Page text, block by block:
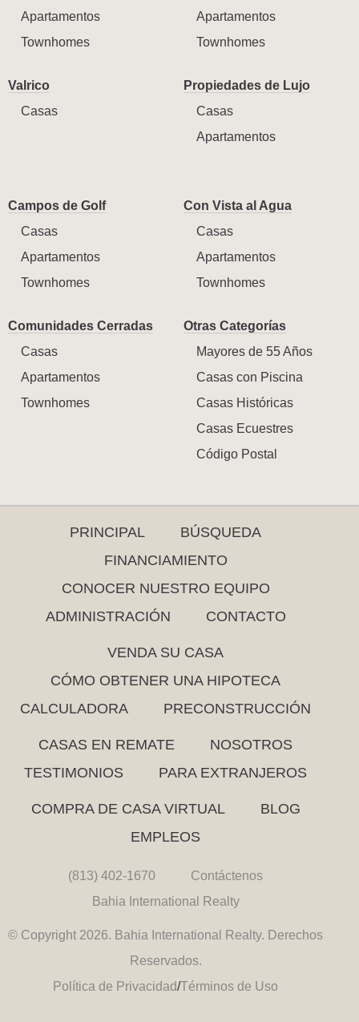
Apartamentos
Townhomes
Apartamentos
Townhomes
Valrico
Casas
Propiedades de Lujo
Casas
Apartamentos
Campos de Golf
Casas
Apartamentos
Townhomes
Con Vista al Agua
Casas
Apartamentos
Townhomes
Comunidades Cerradas
Casas
Apartamentos
Townhomes
Otras Categorías
Mayores de 55 Años
Casas con Piscina
Casas Históricas
Casas Ecuestres
Código Postal
PRINCIPAL
BÚSQUEDA
FINANCIAMIENTO
CONOCER NUESTRO EQUIPO
ADMINISTRACIÓN
CONTACTO
VENDA SU CASA
CÓMO OBTENER UNA HIPOTECA
CALCULADORA
PRECONSTRUCCIÓN
CASAS EN REMATE
NOSOTROS
TESTIMONIOS
PARA EXTRANJEROS
COMPRA DE CASA VIRTUAL
BLOG
EMPLEOS
(813) 402-1670
Contáctenos
Bahia International Realty
© Copyright 2026. Bahia International Realty. Derechos
Reservados.
Política de Privacidad/Términos de Uso